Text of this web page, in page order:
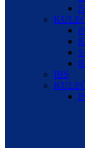
IBS